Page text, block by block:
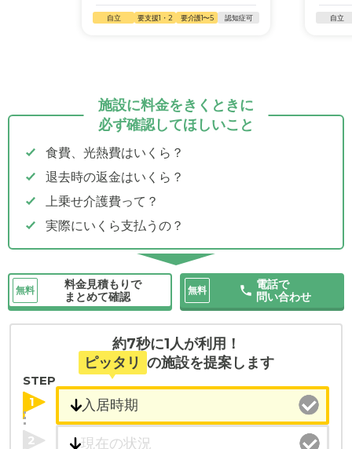
自立 要支援1・2 要介護1〜5 認知症可 自立
施設に料金をきくときに
必ず確認してほしいこと
食費、光熱費はいくら？
退去時の返金はいくら？
上乗せ介護費って？
実際にいくら支払うの？
無料
料金見積もりで
まとめて確認
無料
電話で
問い合わせ
約7秒に1人が利用！
ピッタリ の施設を提案します
STEP
1
2